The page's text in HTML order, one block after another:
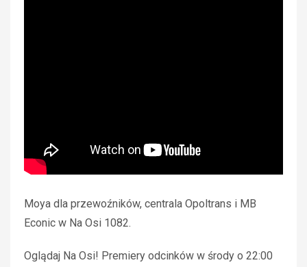
Moya dla przewoźników, centrala Opoltrans i MB
Econic w Na Osi 1082.
Oglądaj Na Osi! Premiery odcinków w środy o 22:00